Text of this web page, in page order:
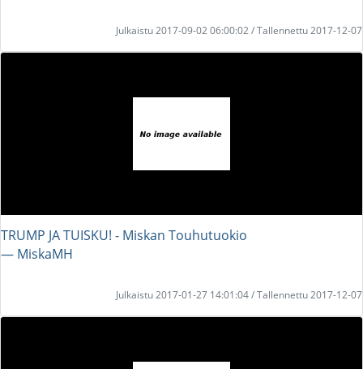
Julkaistu 2017-09-02 06:00:02 / Tallennettu 2017-12-07
TRUMP JA TUISKU! - Miskan Touhutuokio
― MiskaMH
Julkaistu 2017-01-27 14:01:04 / Tallennettu 2017-12-07